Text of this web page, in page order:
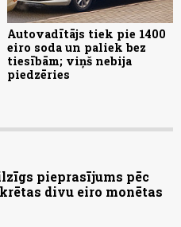
Autovadītājs tiek pie 1400
eiro soda un paliek bez
tiesībām; viņš nebija
piedzēries
pieprasījums pēc
divu eiro monētas